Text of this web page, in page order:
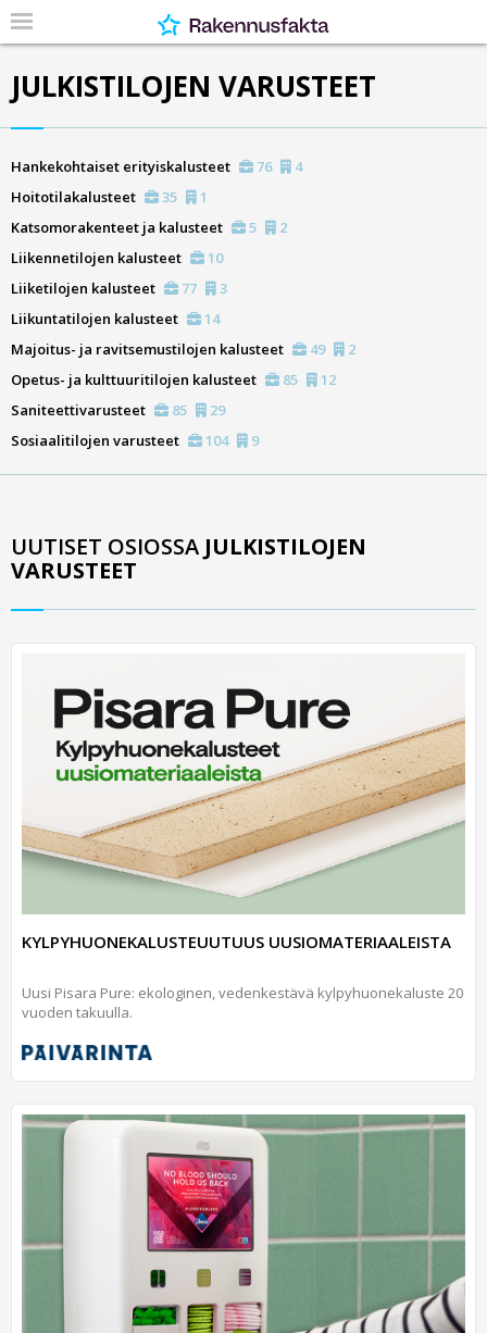
JULKISTILOJEN VARUSTEET
Hankekohtaiset erityiskalusteet 76
4
Hoitotilakalusteet
35
1
Katsomorakenteet ja kalusteet
5
2
Liikennetilojen kalusteet
10
Liiketilojen kalusteet
77
3
Liikuntatilojen kalusteet
14
Majoitus- ja ravitsemustilojen kalusteet
49
2
Opetus- ja kulttuuritilojen kalusteet
85
12
Saniteettivarusteet
85
29
Sosiaalitilojen varusteet
104 9
UUTISET OSIOSSA JULKISTILOJEN
VARUSTEET
KYLPYHUONEKALUSTEUUTUUS UUSIOMATERIAALEISTA
Uusi Pisara Pure: ekologinen, vedenkestävä kylpyhuonekaluste 20
vuoden takuulla.